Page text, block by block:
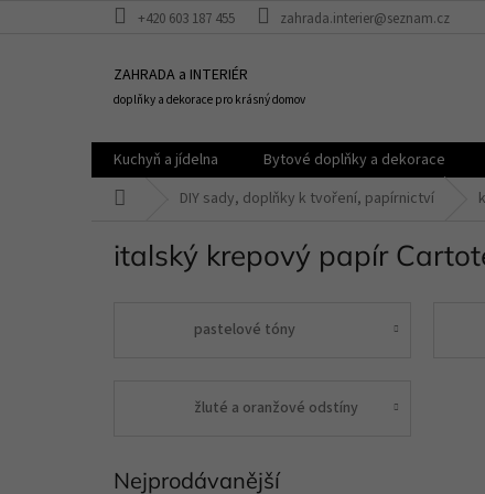
+420 603 187 455 zahrada.interier@seznam.cz
ZAHRADA a INTERIÉR
doplňky a dekorace pro krásný domov
Kuchyň a jídelna Bytové doplňky a dekorace
DIY sady, doplňky k tvoření, papírnictví
italský krepový papír
pastelové tóny
žluté a oranžové odstíny
Nejprodávanější